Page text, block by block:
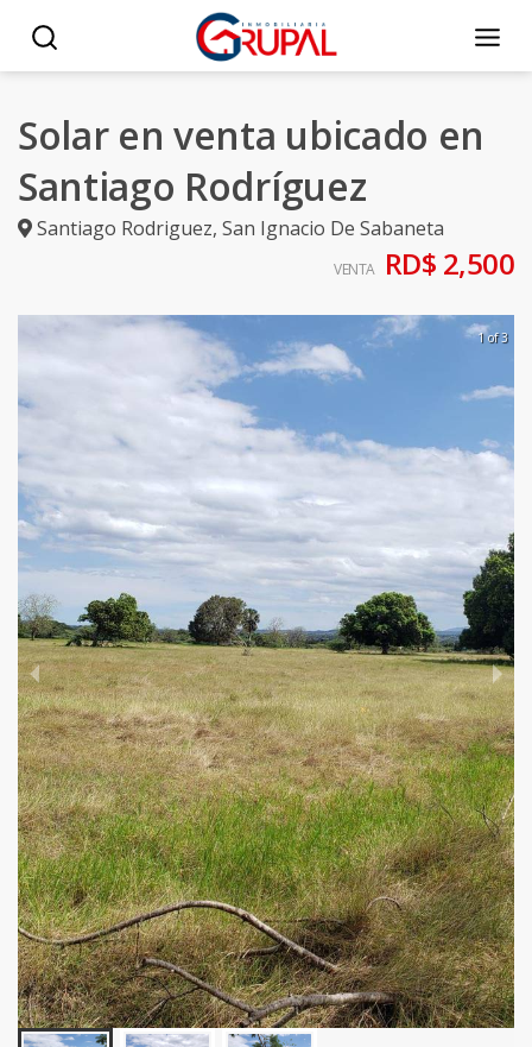
Solar en venta ubicado en
Santiago Rodríguez
Santiago Rodriguez, San Ignacio De Sabaneta
VENTA RD$ 2,500
1 of 3